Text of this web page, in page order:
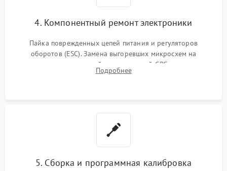
4. Компонентный ремонт электроники
Пайка поврежденных цепей питания и регуляторов
оборотов (ESC). Замена выгоревших микросхем на
материнской плате, модулей GPS
Подробнее
5. Сборка и программная калибровка